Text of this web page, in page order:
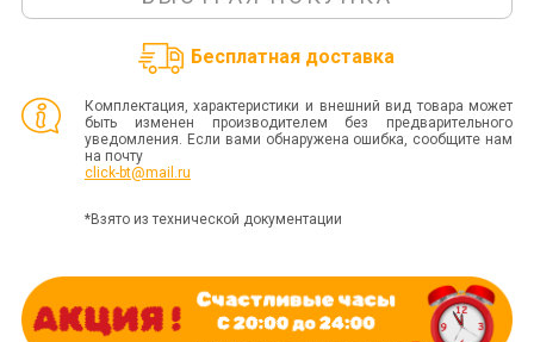
Бесплатная доставка
Комплектация, характеристики и внешний вид товара может
быть изменен производителем без предварительного
уведомления. Если вами обнаружена ошибка, сообщите нам
на почту
click-bt@mail.ru
*Взято из технической документации